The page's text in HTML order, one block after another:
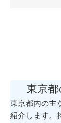
東京
東京都内の主
紹介します。